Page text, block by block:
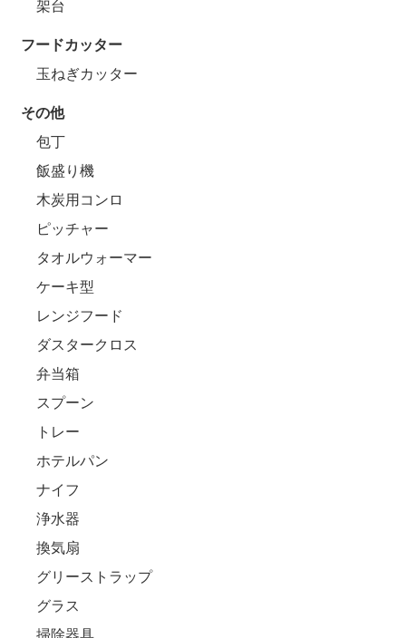
架台
フードカッター
玉ねぎカッター
その他
包丁
飯盛り機
木炭用コンロ
ピッチャー
タオルウォーマー
ケーキ型
レンジフード
ダスタークロス
弁当箱
スプーン
トレー
ホテルパン
ナイフ
浄水器
換気扇
グリーストラップ
グラス